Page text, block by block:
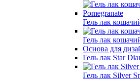
Гель лак
Гель лак
Основа для
Гель лак Star
Гель лак Silver